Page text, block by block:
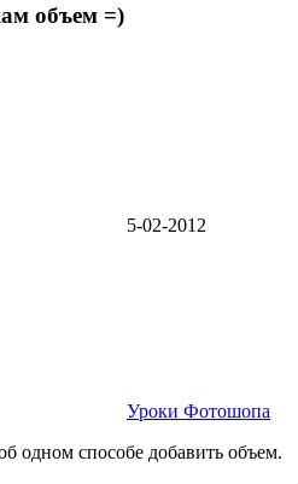
объем =)
5-02-2012
Уроки Фотошопа
одном способе добавить объем.